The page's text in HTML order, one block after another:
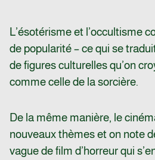
L’ésotérisme et l’occultisme
de popularité – ce qui se
de figures culturelles qu’on
comme celle de la sorcière.
De la même manière, le
nouveaux thèmes et on note
vague de film d’horreur qui